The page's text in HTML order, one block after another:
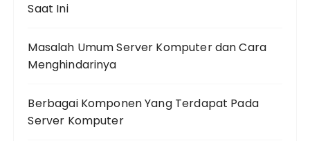
Saat Ini
Masalah Umum Server Komputer dan Cara
Menghindarinya
Berbagai Komponen Yang Terdapat Pada
Server Komputer